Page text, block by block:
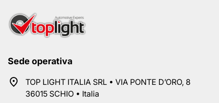
Sede operativa
TOP LIGHT ITALIA SRL • VIA PONTE D’ORO, 8
36015 SCHIO • Italia